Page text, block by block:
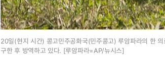
20일(현지 시간) 콩고민주공화국(민주콩고) 루암파라의 한
구한 후 방역하고 있다. [루암파라=AP/뉴시스]